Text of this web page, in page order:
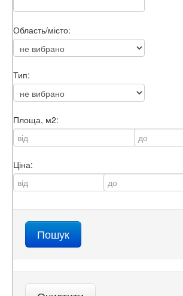
Область/місто:
Тип:
Площа, м2:
Ціна: